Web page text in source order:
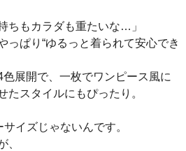
ちもカラダも重たいな…」
っぱり“ゆるっと着られて安心でき
展開で、一枚でワンピース風に
たスタイルにもぴったり。
イズじゃないんです。
、